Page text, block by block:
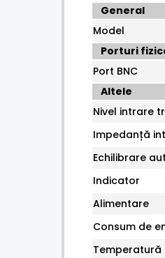
Specificatii
tehnice
Dahua
TP2600
General
Model
Porturi
Port BNC
Altele
Nivel intrare
Impedanță
Echilibrare
Indicator
Alimentare
Consum de
Temperatură